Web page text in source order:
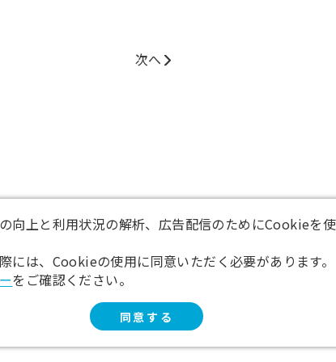
次へ
向上と利用状況の解析、広告配信のためにCookieを
には、Cookieの使用に同意いただく必要があります。
をご確認ください。
同意する